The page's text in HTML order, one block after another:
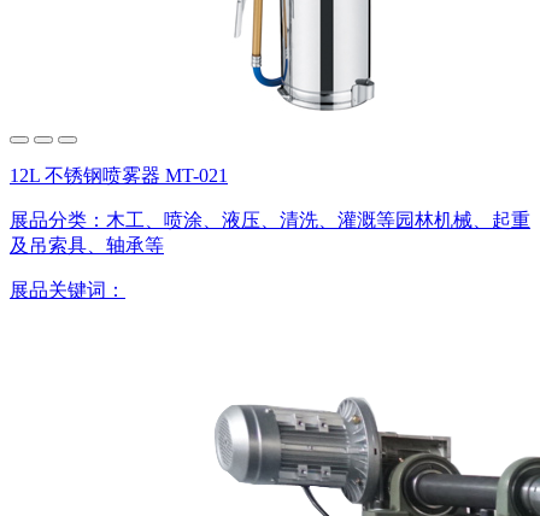
12L 不锈钢喷雾器 MT-021
展品分类： 木工、喷涂、液压、清洗、灌溉等园林机械、起重
及吊索具、轴承等
展品关键词：